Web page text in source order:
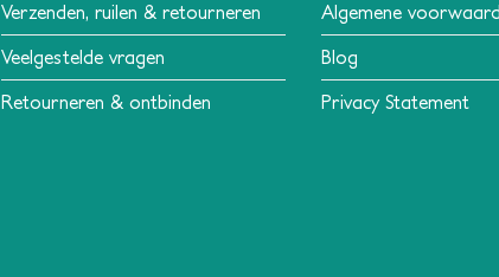
Verzenden, ruilen & retourneren
Veelgestelde vragen
Retourneren & ontbinden
Algemene
Blog
Privacy Statement